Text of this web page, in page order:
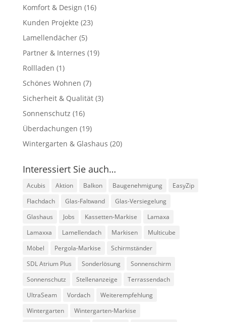
Komfort & Design (16)
Kunden Projekte (23)
Lamellendächer(5)
Partner & Internes (19)
Rollladen (1)
Schönes Wohnen (7)
Sicherheit & Qualität(3)
Sonnenschutz (16)
Überdachungen (19)
Wintergarten & Glashaus (20)
Interessiert Sie auch…
Acubis Aktion Balkon Baugenehmigung
EasyZip
Flachdach
Glas-Faltwand
Glas-Versiegelung
Glashaus
Jobs Kassetten-Markise
Lamaxa
Lamaxxa
Lamellendach Markisen
Multicube
Möbel
Pergola-Markise
Schirmständer
SDL Atrium Plus
Sonderlösung
Sonnenschirm
Sonnenschutz
Stellenanzeige
Terrassendach
UltraSeam
Vordach
Weiterempfehlung
Wintergarten
Wintergarten-Markise